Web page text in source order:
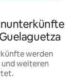
werden
weiteren